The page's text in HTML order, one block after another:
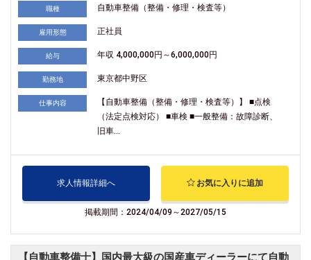
職種 自動車整備（整備・修理・検査等）
雇用形態 正社員
給与 年収 4,000,000円～6,000,000円
勤務地 東京都中野区
仕事内容
【自動車整備（整備・修理・検査等）】 ■点検
（法定点検対応） ■車検 ■一般整備：故障診断、
旧車...
求人情報詳細へ お気に入りに追加
掲載期間：2024/04/09～2027/05/15
【自動車整備士】国内最大級の国産車ディーラーにて自動